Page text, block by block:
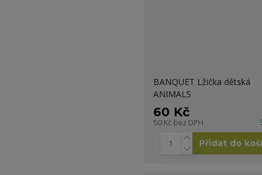
BANQUET Lžička dětská
ANIMALS
60 Kč
50 Kč bez DPH
Přidat do